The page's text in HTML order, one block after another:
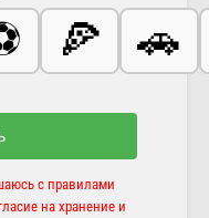
🍕 🚗
с правилами
на хранение и